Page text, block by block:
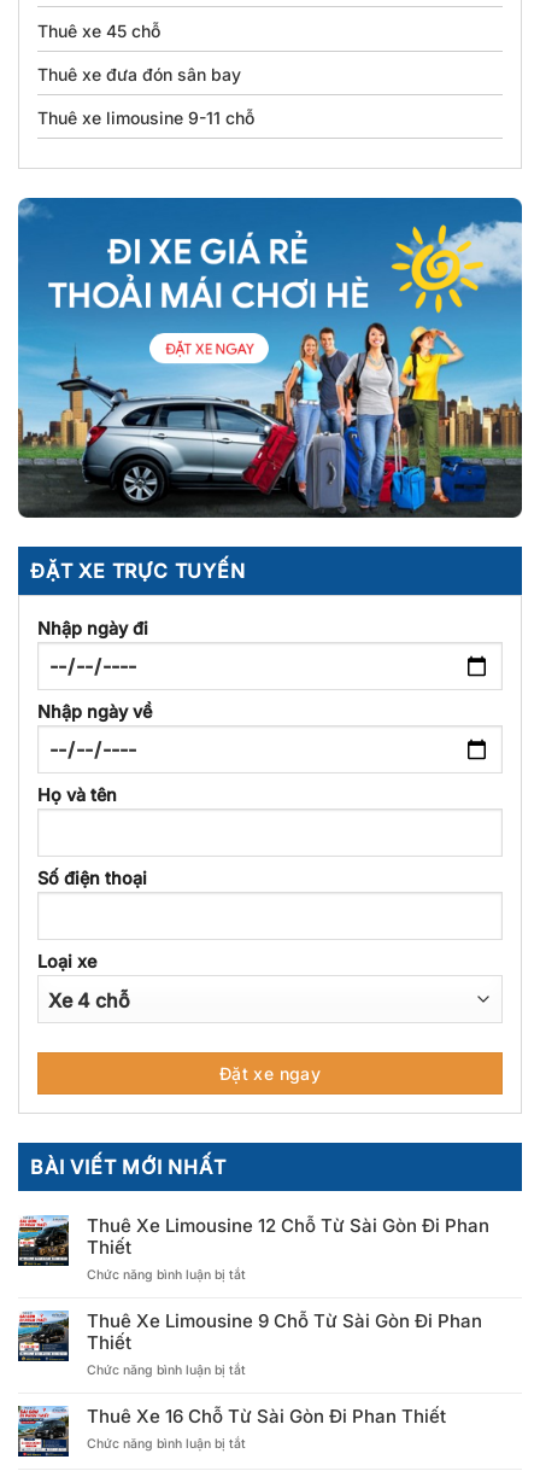
Thuê xe 45 chỗ
Thuê xe đưa đón sân bay
Thuê xe limousine 9-11 chỗ
ĐẶT XE TRỰC TUYẾN
Nhập ngày đi
Nhập ngày về
Họ và tên
Số điện thoại
Loại xe
BÀI VIẾT MỚI NHẤT
Thuê Xe Limousine 12 Chỗ Từ Sài Gòn Đi Phan
Thiết
Chức năng bình luận bị tắt
Limousine
Sài
Gòn
Đi
Thuê Xe Limousine 9 Chỗ Từ Sài Gòn Đi Phan
Thiết
Chức năng bình luận bị tắt
Xe
Limousine
9
Thuê Xe 16 Chỗ Từ Sài Gòn Đi Phan Thiết
Chức năng bình luận bị tắt